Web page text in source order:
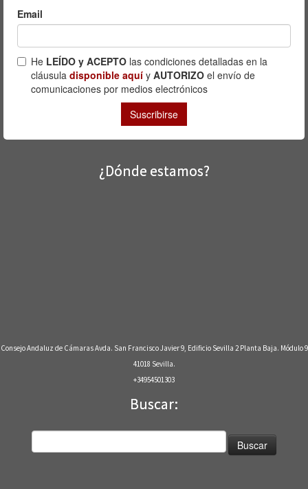
¿Dónde estamos?
Consejo Andaluz de Cámaras Avda. San Francisco Javier 9, Edificio Sevilla 2 Planta Baja. Módulo 9
41018 Sevilla.
+34954501303
Buscar: